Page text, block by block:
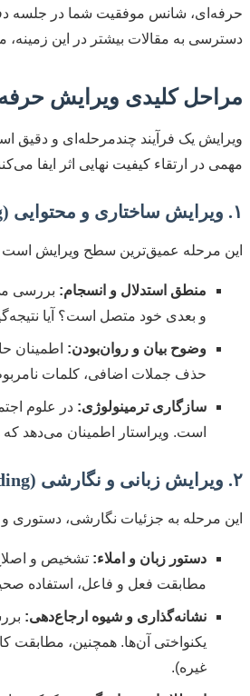
حرفه‌ای، شانس موفقیت شما در جلسه
دسترسی به مقالات بیشتر در این زمینه،
مراحل کلیدی ویرایش
ویرایش یک فرآیند چندمرحله‌ای و دقیق
مهمی در ارتقاء کیفیت نهایی اثر ایفا
۱. ویرایش ساختاری و محتوایی (Structural and Content Editing)
این مرحله عمیق‌ترین سطح ویرایش است و
منطق استدلال و انسجام: بررسی
و بعدی خود متصل است؟ آیا
وضوح بیان و روان‌بودن: اطمینان
حذف جملات اضافی، کلمات
سازگاری ترمینولوژی: در علوم
است. ویراستار اطمینان می‌دهد
۲. ویرایش زبانی و نگارشی (Copyediting and Proofreading)
این مرحله به جزئیات نگارشی، دستوری و
دستور زبان و املاء: تشخیص و
مطابقت فعل و فاعل، استفاده
نشانه‌گذاری و شیوه ارجاع‌دهی:
غیره).